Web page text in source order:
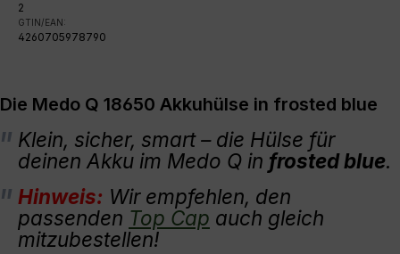
2
GTIN/EAN:
4260705978790
Die Medo Q 18650 Akkuhülse in frosted blue
Klein, sicher, smart – die Hülse für
deinen Akku im Medo Q in frosted blue.
Hinweis: Wir empfehlen, den
passenden Top Cap auch gleich
mitzubestellen!